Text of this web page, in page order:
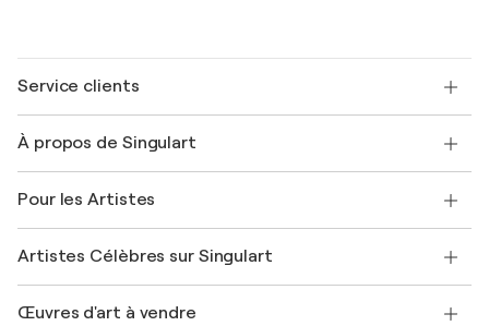
Service clients
Expédition
Offrir une carte cadeau
Rejoignez notre programme commercial
Mon compte
+33 1 76 44 06 42
À propos de Singulart
FAQ
Magazine Singulart
Emplois
Découvrez une sélection d'art original
Pour les Artistes
Se connecter en tant qu'Artiste
Artistes Célèbres sur Singulart
Marc Chagall
Œuvres d'art à vendre